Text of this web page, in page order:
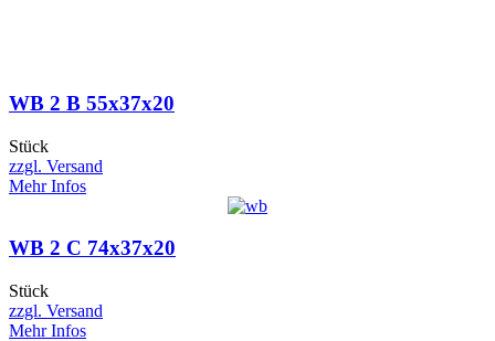
WB 2 B 55x37x20
Stück
zzgl. Versand
Mehr Infos
WB 2 C 74x37x20
Stück
zzgl. Versand
Mehr Infos